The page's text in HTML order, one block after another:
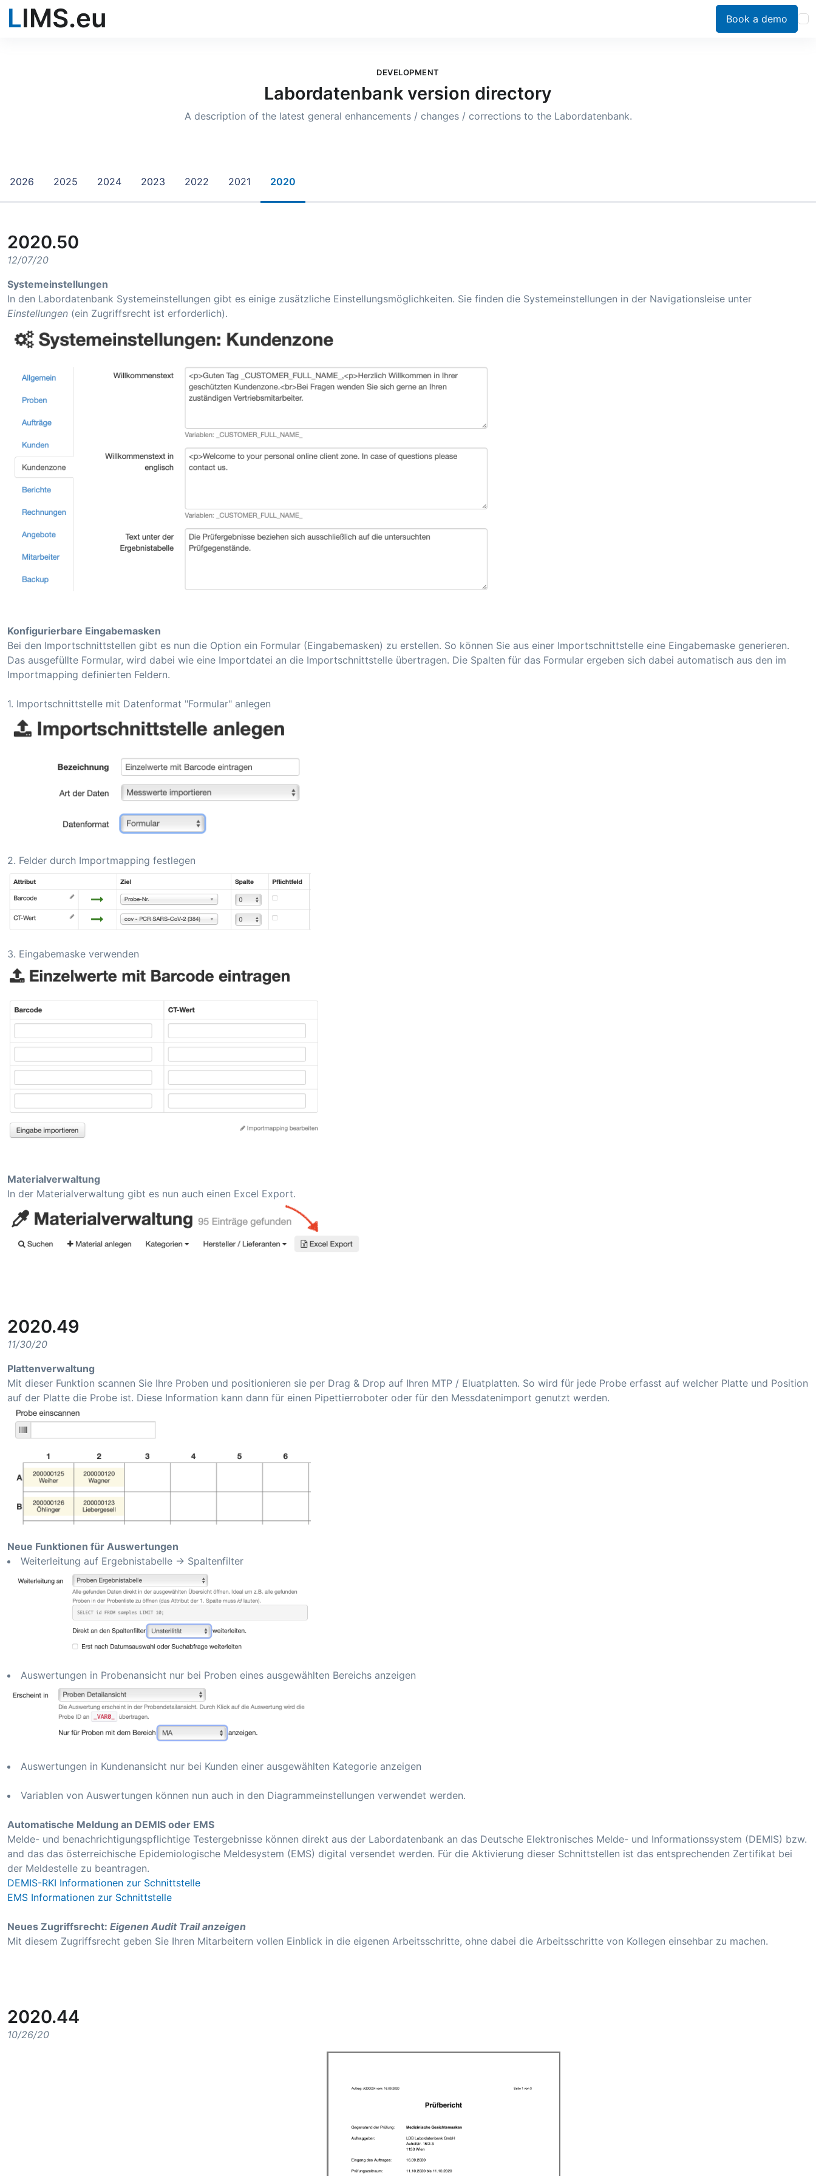
LIMS.eu Book a demo
DEVELOPMENT
Labordatenbank version directory
A description of the latest general enhancements / changes / corrections to the Labordatenbank.
2026 2025 2024 2023 2022 2021 2020
2020.50
12/07/20
Systemeinstellungen
In den Labordatenbank Systemeinstellungen gibt es einige zusätzliche Einstellungsmöglichkeiten. Sie finden die Systemeinstellungen in der Navigationsleise unter
Einstellungen (ein Zugriffsrecht ist erforderlich).
Konfigurierbare Eingabemasken
Bei den Importschnittstellen gibt es nun die Option ein Formular (Eingabemasken) zu erstellen. So können Sie aus einer Importschnittstelle eine Eingabemaske generieren.
Das ausgefüllte Formular, wird dabei wie eine Importdatei an die Importschnittstelle übertragen. Die Spalten für das Formular ergeben sich dabei automatisch aus den im
Importmapping definierten Feldern.
1. Importschnittstelle mit Datenformat "Formular" anlegen
2. Felder durch Importmapping festlegen
3. Eingabemaske verwenden
Materialverwaltung
In der Materialverwaltung gibt es nun auch einen Excel Export.
2020.49
11/30/20
Plattenverwaltung
Mit dieser Funktion scannen Sie Ihre Proben und positionieren sie per Drag & Drop auf Ihren MTP / Eluatplatten. So wird für jede Probe erfasst auf welcher Platte und Position
auf der Platte die Probe ist. Diese Information kann dann für einen Pipettierroboter oder für den Messdatenimport genutzt werden.
Neue Funktionen für Auswertungen
Weiterleitung auf Ergebnistabelle -> Spaltenfilter
Auswertungen in Probenansicht nur bei Proben eines ausgewählten Bereichs anzeigen
Auswertungen in Kundenansicht nur bei Kunden einer ausgewählten Kategorie anzeigen
Variablen von Auswertungen können nun auch in den Diagrammeinstellungen verwendet werden.
Automatische Meldung an DEMIS oder EMS
Melde- und benachrichtigungspflichtige Testergebnisse können direkt aus der Labordatenbank an das Deutsche Elektronisches Melde- und Informationssystem (DEMIS) bzw.
and das das österreichische Epidemiologische Meldesystem (EMS) digital versendet werden. Für die Aktivierung dieser Schnittstellen ist das entsprechenden Zertifikat bei
der Meldestelle zu beantragen.
DEMIS-RKI Informationen zur Schnittstelle
EMS Informationen zur Schnittstelle
Neues Zugriffsrecht: Eigenen Audit Trail anzeigen
Mit diesem Zugriffsrecht geben Sie Ihren Mitarbeitern vollen Einblick in die eigenen Arbeitsschritte, ohne dabei die Arbeitsschritte von Kollegen einsehbar zu machen.
2020.44
10/26/20